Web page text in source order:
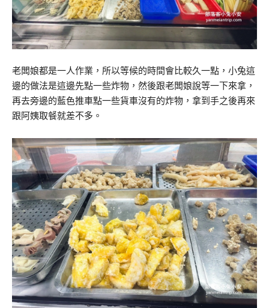
老闆娘都是一人作業，所以等候的時間會比較久一點，小兔這
邊的做法是這邊先點一些炸物，然後跟老闆娘說等一下來拿，
再去旁邊的藍色推車點一些貨車沒有的炸物，拿到手之後再來
跟阿姨取餐就差不多。